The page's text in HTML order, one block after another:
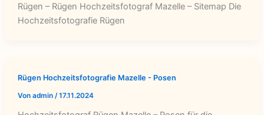
Rügen – Rügen Hochzeitsfotograf Mazelle – Sitemap Die
Hochzeitsfotografie Rügen
Rügen Hochzeitsfotografie Mazelle - Posen
Von admin /17.11.2024